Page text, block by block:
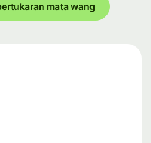
mata wang